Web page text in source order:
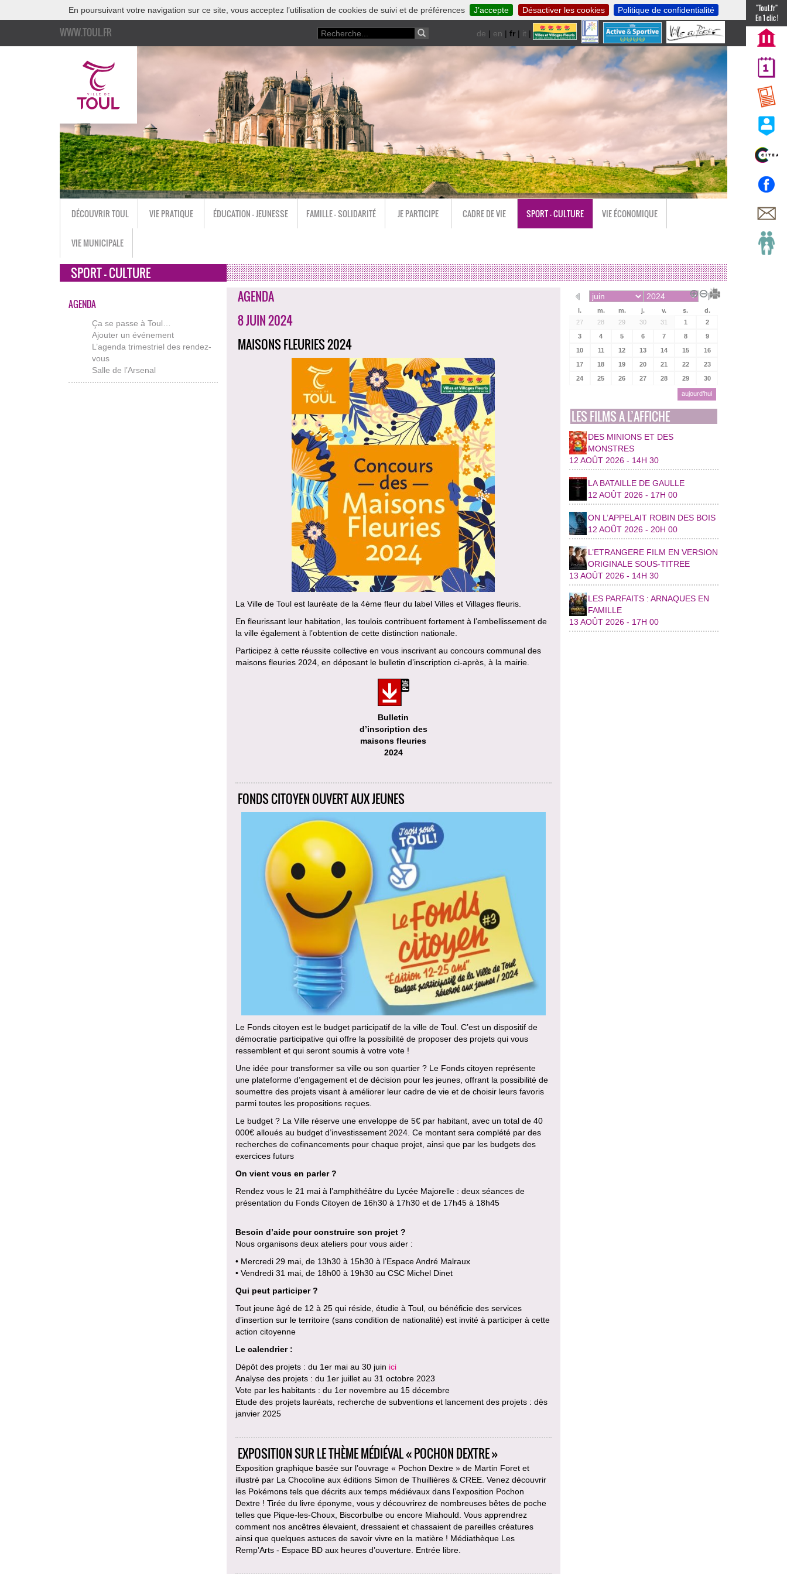
En poursuivant votre navigation sur ce site, vous acceptez l’utilisation de cookies de suivi et de préférences J’accepte Désactiver les cookies Politique de confidentialité
WWW.TOUL.FR de | en | fr | it |nl
"Toul.fr"
En 1 clic !
DÉCOUVRIR TOUL VIE PRATIQUE ÉDUCATION - JEUNESSE FAMILLE - SOLIDARITÉ JE PARTICIPE CADRE DE VIE SPORT - CULTURE VIE ÉCONOMIQUE
VIE MUNICIPALE
SPORT - CULTURE
AGENDA
Ça se passe à Toul…
Ajouter un événement
L’agenda trimestriel des rendez-
vous
Salle de l’Arsenal
AGENDA
8 JUIN 2024
MAISONS FLEURIES 2024
La Ville de Toul est lauréate de la 4ème fleur du label Villes et Villages fleuris.
En fleurissant leur habitation, les toulois contribuent fortement à l’embellissement de
la ville également à l’obtention de cette distinction nationale.
Participez à cette réussite collective en vous inscrivant au concours communal des
maisons fleuries 2024, en déposant le bulletin d’inscription ci-après, à la mairie.
Bulletin
d’inscription des
maisons fleuries
2024
FONDS CITOYEN OUVERT AUX JEUNES
Le Fonds citoyen est le budget participatif de la ville de Toul. C’est un dispositif de
démocratie participative qui offre la possibilité de proposer des projets qui vous
ressemblent et qui seront soumis à votre vote !
Une idée pour transformer sa ville ou son quartier ? Le Fonds citoyen représente
une plateforme d’engagement et de décision pour les jeunes, offrant la possibilité de
soumettre des projets visant à améliorer leur cadre de vie et de choisir leurs favoris
parmi toutes les propositions reçues.
Le budget ? La Ville réserve une enveloppe de 5€ par habitant, avec un total de 40
000€ alloués au budget d’investissement 2024. Ce montant sera complété par des
recherches de cofinancements pour chaque projet, ainsi que par les budgets des
exercices futurs
On vient vous en parler ?
Rendez vous le 21 mai à l’amphithéâtre du Lycée Majorelle : deux séances de
présentation du Fonds Citoyen de 16h30 à 17h30 et de 17h45 à 18h45
Besoin d’aide pour construire son projet ?
Nous organisons deux ateliers pour vous aider :
• Mercredi 29 mai, de 13h30 à 15h30 à l’Espace André Malraux
• Vendredi 31 mai, de 18h00 à 19h30 au CSC Michel Dinet
Qui peut participer ?
Tout jeune âgé de 12 à 25 qui réside, étudie à Toul, ou bénéficie des services
d’insertion sur le territoire (sans condition de nationalité) est invité à participer à cette
action citoyenne
Le calendrier :
Dépôt des projets : du 1er mai au 30 juin ici
Analyse des projets : du 1er juillet au 31 octobre 2023
Vote par les habitants : du 1er novembre au 15 décembre
Etude des projets lauréats, recherche de subventions et lancement des projets : dès
janvier 2025
EXPOSITION SUR LE THÈME MÉDIÉVAL « POCHON DEXTRE »
Exposition graphique basée sur l’ouvrage « Pochon Dextre » de Martin Foret et
illustré par La Chocoline aux éditions Simon de Thuillières & CREE. Venez découvrir
les Pokémons tels que décrits aux temps médiévaux dans l’exposition Pochon
Dextre ! Tirée du livre éponyme, vous y découvrirez de nombreuses bêtes de poche
telles que Pique-les-Choux, Biscorbulbe ou encore Miahould. Vous apprendrez
comment nos ancêtres élevaient, dressaient et chassaient de pareilles créatures
ainsi que quelques astuces de savoir vivre en la matière ! Médiathèque Les
Remp’Arts - Espace BD aux heures d’ouverture. Entrée libre.
l. m. m. j. v. s.
d.
27
28 29 30 31 1
2
3
4 5 6 7 8
9
10
11 12 13 14 15
16
17
18 19 20 21 22
23
24
25 26 27 28 29 30
aujourd’hui
LES FILMS A L’AFFICHE
DES MINIONS ET DES
MONSTRES
12 AOÛT 2026 - 14H 30
LA BATAILLE DE GAULLE
12 AOÛT 2026 - 17H 00
ON L’APPELAIT ROBIN DES BOIS
12 AOÛT 2026 - 20H 00
L’ETRANGERE FILM EN VERSION
ORIGINALE SOUS-TITREE
13 AOÛT 2026 - 14H 30
LES PARFAITS : ARNAQUES EN
FAMILLE
13 AOÛT 2026 - 17H 00